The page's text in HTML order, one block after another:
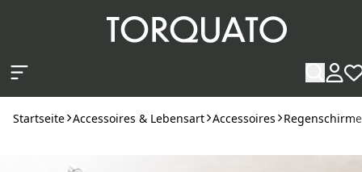
Startseite Accessoires & Lebensart Accessoires Regenschirme